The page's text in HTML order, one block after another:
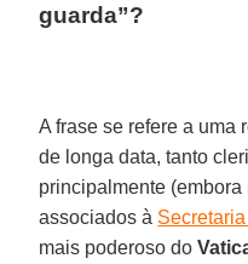
guarda”?
A frase se refere a uma
de longa data, tanto
principalmente
associados à
mais poderoso do